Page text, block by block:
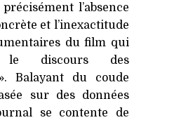
précisément l’absence
et l’inexactitude
du film qui
le discours des
Balayant du coude
sur des données
se contente de